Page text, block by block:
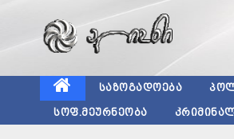
ᲡᲐᲖᲝᲒᲐᲓᲝᲔᲑᲐ
ᲡᲝᲤ.ᲛᲔᲣᲠᲜᲔᲝᲑᲐ